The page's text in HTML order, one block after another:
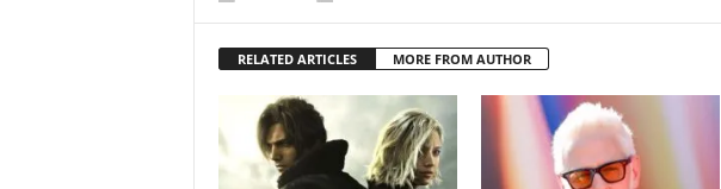
RELATED ARTICLES MORE FROM AUTHOR